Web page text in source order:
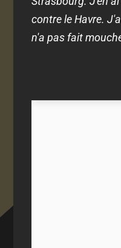
contre le Havre.
n'a pas fait